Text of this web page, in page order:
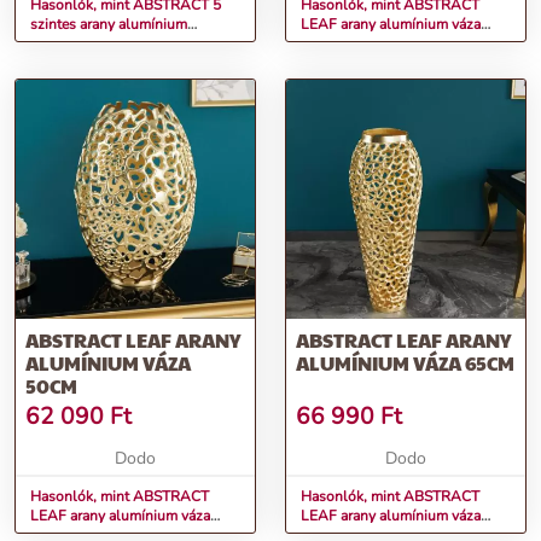
Hasonlók, mint ABSTRACT 5
szintes arany alumínium
tortatartó 150cm
Hasonlók, mint ABSTRACT
LEAF arany alumínium váza
90cm
ABSTRACT LEAF ARANY
ALUMÍNIUM VÁZA
50CM
62 090 Ft
Dodo
Hasonlók, mint ABSTRACT
LEAF arany alumínium váza
50cm
ABSTRACT LEAF ARANY
ALUMÍNIUM VÁZA 65CM
66 990 Ft
Dodo
Hasonlók, mint ABSTRACT
LEAF arany alumínium váza
65cm